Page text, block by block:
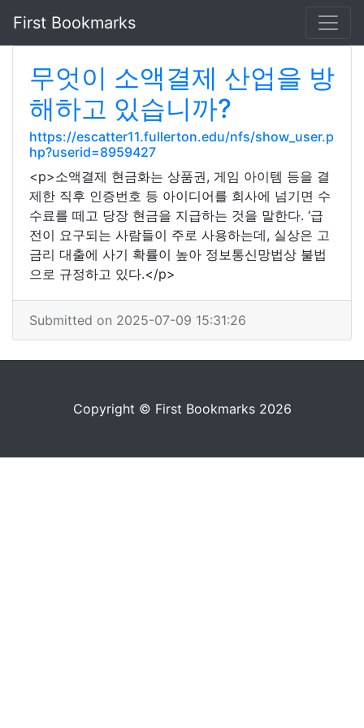
First Bookmarks
무엇이 소액결제 산업을 방
해하고 있습니까?
https://escatter11.fullerton.edu/nfs/show_user.p
hp?userid=8959427
<p>소액결제 현금화는 상품권, 게임 아이템 등을 결
제한 직후 인증번호 등 아이디어를 회사에 넘기면 수
수료를 떼고 당장 현금을 지급하는 것을 말한다. ‘급
전이 요구되는 사람들이 주로 사용하는데, 실상은 고
금리 대출에 사기 확률이 높아 정보통신망법상 불법
으로 규정하고 있다.</p>
Submitted on 2025-07-09 15:31:26
Copyright © First Bookmarks 2026